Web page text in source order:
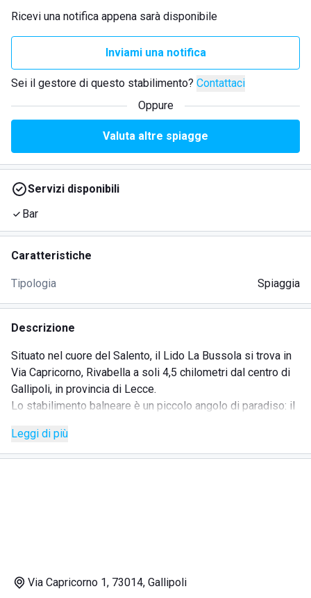
Ricevi una notifica appena sarà disponibile
Inviami una notifica
Sei il gestore di questo stabilimento? Contattaci
Oppure
Valuta altre spiagge
Servizi disponibili
Bar
Caratteristiche
Tipologia Spiaggia
Descrizione
Situato nel cuore del Salento, il Lido La Bussola si trova in
Via Capricorno, Rivabella a soli 4,5 chilometri dal centro di
Gallipoli, in provincia di Lecce.
Lo stabilimento balneare è un piccolo angolo di paradiso: il
lussureggiante situata alle spalle della struttura,
caratterizzano la location differenziandola da tutti gli altri
offrire divertimento e ogni comodità.
Leggi di più
Via Capricorno 1, 73014, Gallipoli